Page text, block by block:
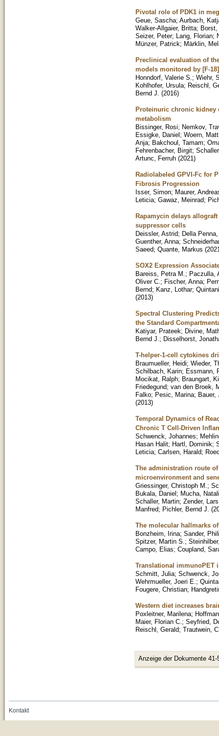
Pivotal role of PDK1 in
Geue, Sascha; Aurbach,
Walker-Allgaier, Britta;
Seizer, Peter; Lang, Florian;
Münzer, Patrick; Märklin,
Preclinical evaluation of
models monitored by [F-
Honndorf, Valerie S. ; Wiehr,
Kohlhofer, Ursula; Reischl,
Bernd J. (2016)
Proteinuric chronic kidney
metabolism
Bissinger, Rosi; Nemkov,
Essigke, Daniel; Woern,
Anja; Bakchoul, Tamam;
Fehrenbacher, Birgit;
Artunc, Ferruh (2021)
Radiolabeled GPVI-Fc for
Fibrosis Progression
Isser, Simon; Maurer,
Leticia; Gawaz, Meinrad;
Rapamycin delays
suppressor cells
Deissler, Astrid; Della
Guenther, Anna;
Saeed; Quante, Markus (
SOX2 Expression
Bareiss, Petra M. ; Paczulla,
Oliver C. ; Fischer, Anna;
Bernd; Kanz, Lothar;
(2013)
Spectral Clustering
the Standard
Katiyar, Prateek; Divine,
Bernd J. ; Disselhorst,
T-helper-1-cell cytokines
Braumueller, Heidi; Wieder,
Schilbach, Karin; Essmann,
Mocikat, Ralph; Braungart,
Friedegund; van den Broek,
Falko; Pesic, Marina; Bauer,
(2013)
Temporal Dynamics of
Chronic T Cell-Driven
Schwenck, Johannes;
Hasan Halit; Hartl, Dominik;
Leticia; Carlsen, Harald;
The administration route
microenvironment and
Griessinger, Christoph M. ;
Bukala, Daniel; Mucha,
Schaller, Martin; Zender, Lars
Manfred; Pichler, Bernd J. (
The molecular hallmarks
Bonzheim, Irina; Sander,
Spitzer, Martin S. ;
Campo, Elias; Coupland,
Translational immunoPET
Schmitt, Julia; Schwenck,
Wehrmueller, Joeri E. ;
Fougere, Christian;
Western diet increases
Poxleitner, Marilena;
Maier, Florian C. ; Seyfried,
Reischl, Gerald; Trautwein,
Anzeige der Dokumente 41-
Kontakt